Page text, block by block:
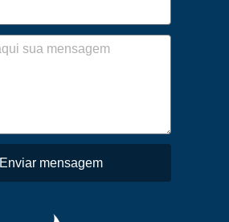
Enviar mensagem